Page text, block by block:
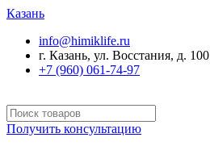
Казань
info@himiklife.ru
г. Казань, ул. Восстания, д. 100
+7 (960) 061-74-97
Получить консультацию